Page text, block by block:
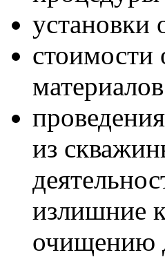
установки
стоимости
из
излишние
очищению